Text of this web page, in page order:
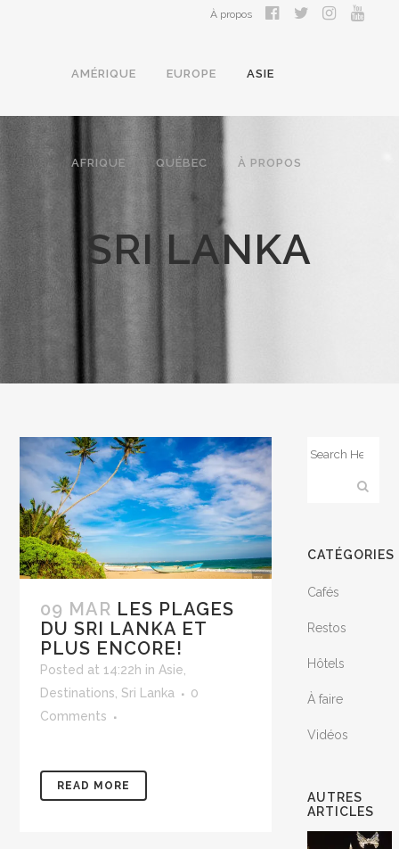
À propos
AMÉRIQUE EUROPE ASIE
AFRIQUE QUÉBEC À PROPOS
SRI LANKA
09 MAR LES PLAGES
DU SRI LANKA ET
PLUS ENCORE!
Posted at 14:22h in Asie
Destinations ,Sri Lanka
0
Comments
READ MORE
CATÉGORIES
Cafés
Restos
Hôtels
À faire
Vidéos
AUTRES
ARTICLES